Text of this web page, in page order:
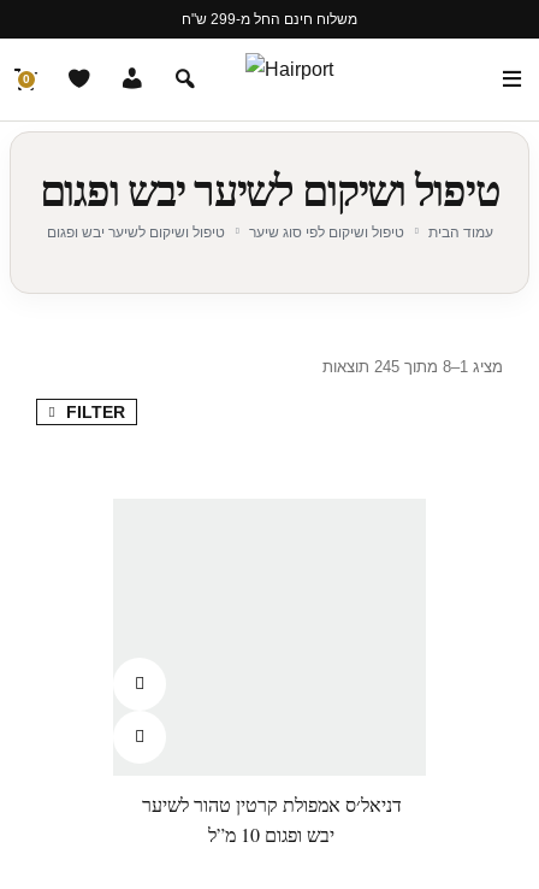
משלוח חינם החל מ-299 ש"ח
0
טיפול ושיקום לשיער יבש ופגום
עמוד הבית טיפול ושיקום לפי סוג שיער טיפול ושיקום לשיער יבש ופגום
מציג 1–8 מתוך 245 תוצאות
FILTER
דניאל׳ס אמפולת קרטין טהור לשיער
יבש ופגום 10 מ”ל